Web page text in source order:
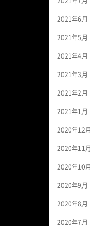
2021年6月
2021年5月
2021年4月
2021年3月
2021年2月
2021年1月
2020年12月
2020年11月
2020年10月
2020年9月
2020年8月
2020年7月